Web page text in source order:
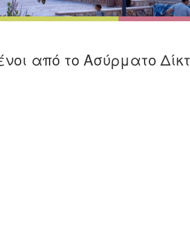
από το Ασύρματο